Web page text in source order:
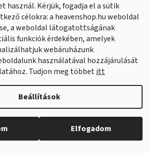
használ. Kérjük, fogadja el a sütik
célokra: a heavenshop.hu weboldal
a weboldal látogatottságának
funkciók érdekében, amelyek
webáruházunk
használatával hozzájárulását
Tudjon meg többetitt
Beállítások
Elfogadom